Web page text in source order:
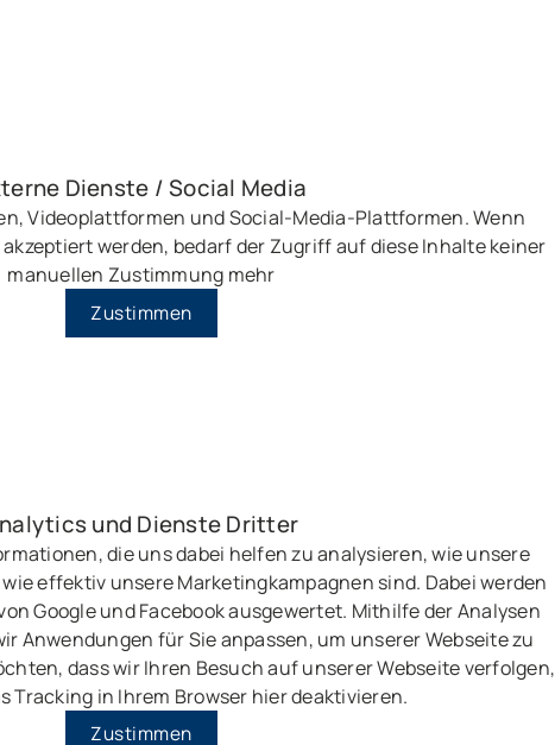
Dienste / Social Media
Videoplattformen und Social-Media-Plattformen. Wenn
werden, bedarf der Zugriff auf diese Inhalte keiner
manuellen Zustimmung mehr
Zustimmen
und Dienste Dritter
die uns dabei helfen zu analysieren, wie unsere
effektiv unsere Marketingkampagnen sind. Dabei werden
Google und Facebook ausgewertet. Mithilfe der Analysen
Anwendungen für Sie anpassen, um unserer Webseite zu
dass wir Ihren Besuch auf unserer Webseite verfolgen,
Tracking in Ihrem Browser hier deaktivieren.
Zustimmen